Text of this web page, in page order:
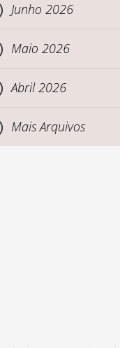
Junho 2026
Maio 2026
Abril 2026
Mais Arquivos